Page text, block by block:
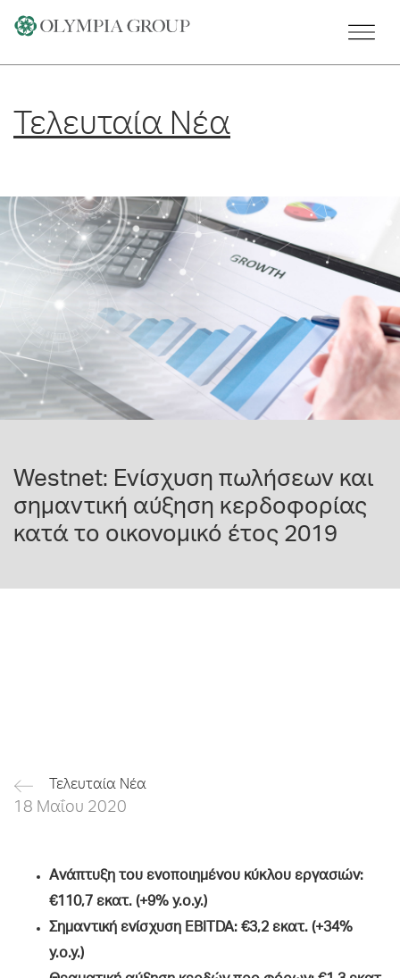
Τελευταία Νέα
Westnet: Ενίσχυση πωλήσεων και
σημαντική αύξηση κερδοφορίας
κατά το οικονομικό έτος 2019
Τελευταία Νέα
18 Μαΐου 2020
Aνάπτυξη του ενοποιημένου κύκλου εργασιών:
€110,7 εκατ. (+9%y.o.y.)
Σημαντική ενίσχυση EBITDA: €3,2 εκατ. (+34%
y.o.y.)